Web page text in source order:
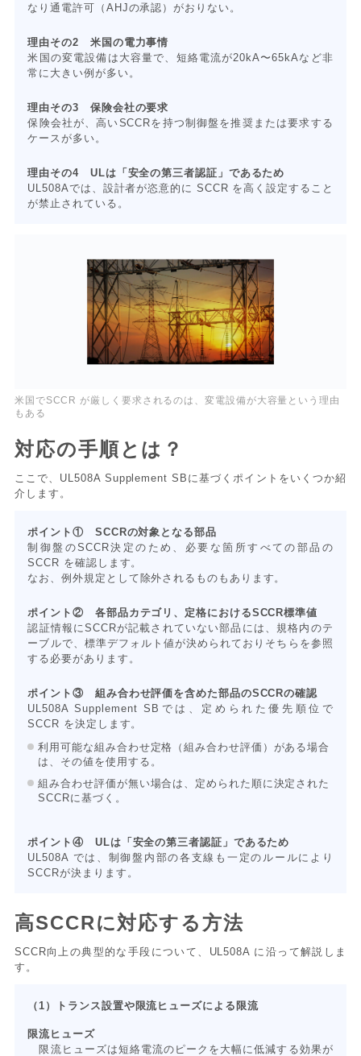
なり通電許可（AHJの承認）がおりない。
理由その2 米国の電力事情
米国の変電設備は大容量で、短絡電流が20kA〜65kAなど非
常に大きい例が多い。
理由その3 保険会社の要求
保険会社が、高いSCCRを持つ制御盤を推奨または要求する
ケースが多い。
理由その4 ULは「安全の第三者認証」であるため
UL508Aでは、設計者が恣意的に SCCR を高く設定すること
が禁止されている。
米国でSCCR が厳しく要求されるのは、変電設備が大容量という理由
もある
対応の手順とは？
ここで、UL508A Supplement SBに基づくポイントをいくつか紹
介します。
ポイント① SCCRの対象となる部品
制御盤のSCCR決定のため、必要な箇所すべての部品の
SCCR を確認します。
なお、例外規定として除外されるものもあります。
ポイント② 各部品カテゴリ、定格におけるSCCR標準値
認証情報にSCCRが記載されていない部品には、規格内のテ
ーブルで、標準デフォルト値が決められておりそちらを参照
する必要があります。
ポイント③ 組み合わせ評価を含めた部品のSCCRの確認
UL508A Supplement SBでは、定められた優先順位で
SCCR を決定します。
利用可能な組み合わせ定格（組み合わせ評価）がある場合
は、その値を使用する。
組み合わせ評価が無い場合は、定められた順に決定された
SCCRに基づく。
ポイント④ ULは「安全の第三者認証 」であるため
UL508A では、制御盤内部の各支線も一定のルールにより
SCCRが決まります。
高SCCRに対応する方法
SCCR向上の典型的な手段について、UL508A に沿って解説しま
す。
（1）トランス設置や限流ヒューズによる限流
限流ヒューズ
限流ヒューズは短絡電流のピークを大幅に低減する効果が